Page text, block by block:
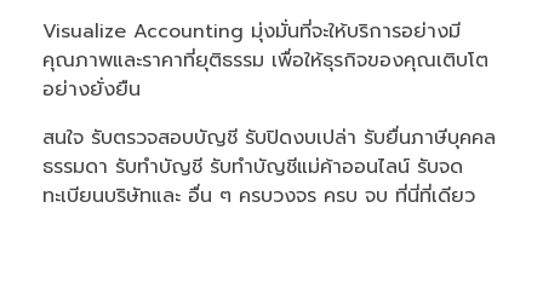
Visualize Accounting มุ่งมั่นที่จะให้บริการอย่างมี
คุณภาพและราคาที่ยุติธรรม เพื่อให้ธุรกิจของคุณเติบโต
อย่างยั่งยืน
สนใจ รับตรวจสอบบัญชี รับปิดงบเปล่า รับยื่นภาษีบุคคล
ธรรมดา รับทำบัญชี รับทำบัญชีแม่ค้าออนไลน์ รับจด
ทะเบียนบริษัทและ อื่น ๆ ครบวงจร ครบ จบ ที่นี่ที่เดียว